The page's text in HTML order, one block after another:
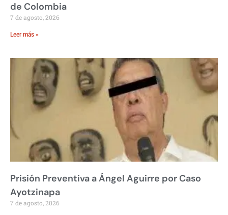
de Colombia
7 de agosto, 2026
Leer más »
Prisión Preventiva a Ángel Aguirre por Caso
Ayotzinapa
7 de agosto, 2026